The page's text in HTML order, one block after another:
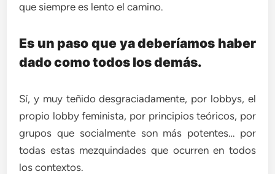
que siempre es lento el camino.
Es un paso que ya deberíamos haber
dado como todos los demás.
Sí, y muy teñido desgraciadamente, por lobbys, el
propio lobby feminista, por principios teóricos, por
grupos que socialmente son más potentes… por
todas estas mezquindades que ocurren en todos
los contextos.